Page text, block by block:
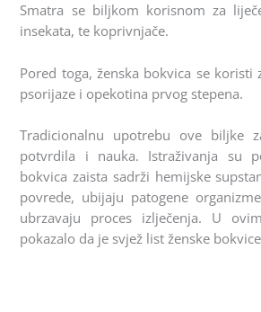
Smatra se biljkom korisnom za
insekata, te koprivnjače.
Pored toga, ženska bokvica se koristi
psorijaze i opekotina prvog stepena.
Tradicionalnu upotrebu ove biljke
potvrdila i nauka. Istraživanja su
bokvica zaista sadrži hemijske
povrede, ubijaju patogene
ubrzavaju proces izlječenja. U
pokazalo da je svjež list ženske